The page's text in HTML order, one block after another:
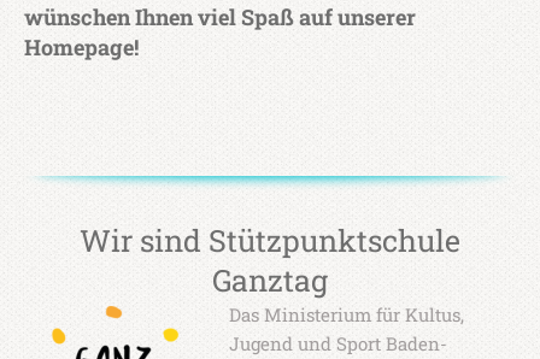
wünschen Ihnen viel Spaß auf unserer
Homepage!
Wir sind Stützpunktschule
Ganztag
Das Ministerium für Kultus,
Jugend und Sport Baden-